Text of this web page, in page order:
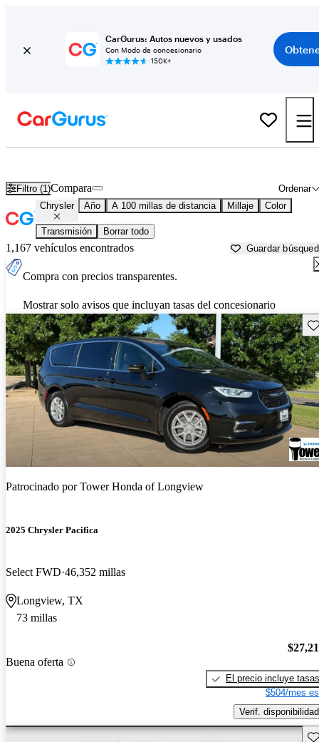
CarGurus: Autos nuevos y usados
Con Modo de concesionario
150K+
Filtro (1) Ordenar
Compara
Chrysler Año A 100 millas de distancia Millaje Color
Transmisión Borrar todo
1,167 vehículos encontrados Guardar
Compra con precios transparentes.
Mostrar solo avisos que incluyan tasas del concesionario
Patrocinado porTower Honda of Longview
2025 Chrysler Pacifica
Select FWD 46,352 millas
Longview, TX
73 millas
Buena oferta
El precio incluye tasas
$504/mes
Verif. disponibilidad